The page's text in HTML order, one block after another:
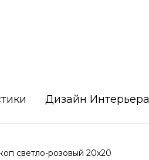
Дизайн Интерьера
светло-розовый 20х20